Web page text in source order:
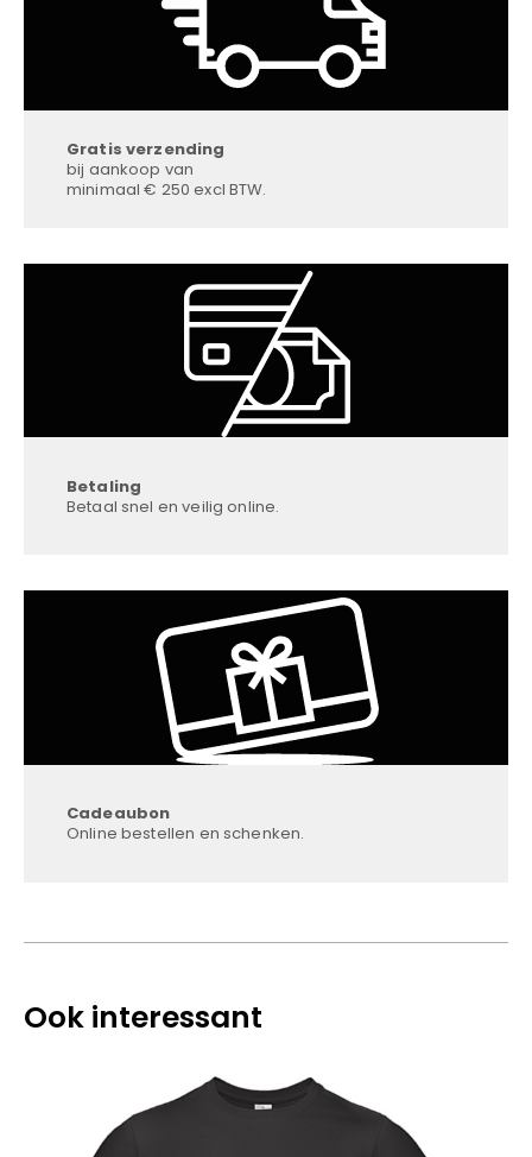
Gratis verzending
bij aankoop van
minimaal € 250 excl BTW.
Betaling
Betaal snel en veilig online.
Cadeaubon
Online bestellen en schenken.
Ook interessant